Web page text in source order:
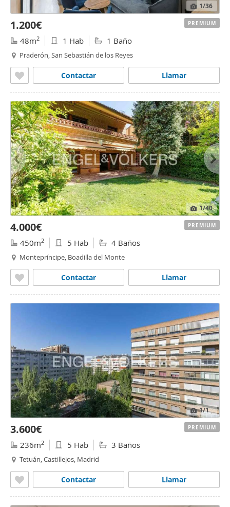
1/36
1.200€
48m2 1 Hab 1 Baño
Praderón, San Sebastián de los Reyes
Llamar
Contactar
PREMIUM
1/40
4.000€
450m2 5 Hab 4 Baños
Montepríncipe, Boadilla del Monte
Llamar
Contactar
PREMIUM
1/1
3.600€
236m2 5 Hab 3 Baños
Tetuán, Castillejos, Madrid
Llamar
Contactar
PREMIUM